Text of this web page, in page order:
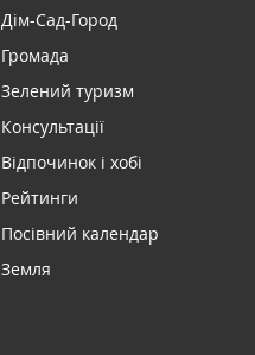
Дім-Сад-Город
Громада
Зелений туризм
Консультації
Відпочинок і хобі
Рейтинги
Посівний календар
Земля